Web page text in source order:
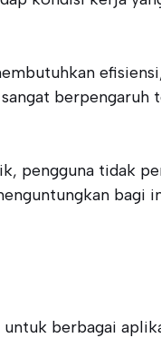
berpengaruh
pengguna tidak
bagi
untuk berbagai